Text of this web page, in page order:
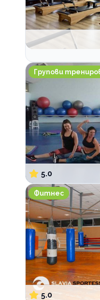
Спортен клуб
Групови
5.0
Фитнес СЛАВИЯ
Фитнес
5.0